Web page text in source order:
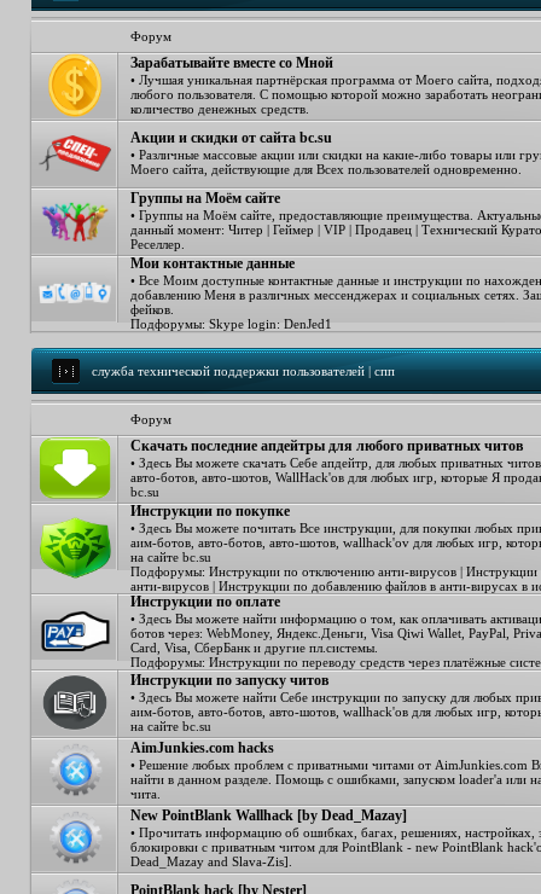
Форум
Зарабатывайте вместе со Мной
• Лучшая уникальная партнёрская программа от Моего сайта,
любого пользователя. С помощью которой можно заработать
количество денежных средств.
Акции и скидки от сайта bc.su
• Различные массовые акции или скидки на какие-либо товары или
Моего сайта, действующие для Всех пользователей одновременно.
Группы на Моём сайте
• Группы на Моём сайте, предоставляющие преимущества.
данный момент: Читер | Геймер | VIP | Продавец | Технический
Реселлер.
Мои контактные данные
• Все Моим доступные контактные данные и инструкции по
добавлению Меня в различных мессенджерах и социальных сетях.
фейков.
Подфорумы: Skype login: DenJed1
служба технической поддержки пользователей | спп
Форум
Скачать последние апдейтры для любого приватных читов
• Здесь Вы можете скачать Себе апдейтр, для любых приватных
авто-ботов, авто-шотов, WallHack'ов для любых игр, которые Я
bc.su
Инструкции по покупке
• Здесь Вы можете почитать Все инструкции, для покупки любых
аим-ботов, авто-ботов, авто-шотов, wallhack'ov для любых игр,
на сайте bc.su
Подфорумы: Инструкции по отключению анти-вирусов |
анти-вирусов | Инструкции по добавлению файлов в анти-вирусах в
Инструкции по оплате
• Здесь Вы можете найти информацию о том, как оплачивать
ботов через: WebMoney, Яндекс.Деньги, Visa Qiwi Wallet, PayPal,
Card, Visa, СберБанк и другие пл.системы.
Подфорумы: Инструкции по переводу средств через платёжные
Инструкции по запуску читов
• Здесь Вы можете найти Себе инструкции по запуску для любых
аим-ботов, авто-ботов, авто-шотов, wallhack'ов для любых игр,
на сайте bc.su
AimJunkies.com hacks
• Решение любых проблем с приватными читами от AimJunkies.com
найти в данном разделе. Помощь с ошибками, запуском loader'a или
чита.
New PointBlank Wallhack [by Dead_Mazay]
• Прочитать информацию об ошибках, багах, решениях, настройках,
блокировки с приватным читом для PointBlank - new PointBlank
Dead_Mazay and Slava-Zis].
PointBlank hack [by Nester]